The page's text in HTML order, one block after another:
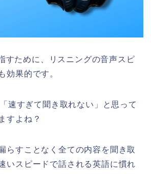
すために、リスニングの音声スピ
効果的です。
速すぎて聞き取れない」と思って
すよね？
らすことなく全ての内容を聞き取
いスピードで話される英語に慣れ